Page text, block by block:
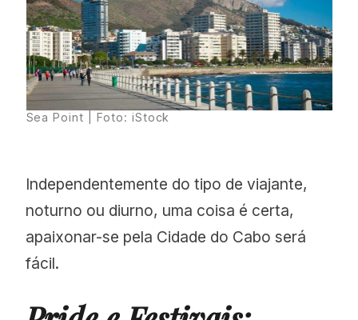
Sea Point | Foto: iStock
Independentemente do tipo de viajante,
noturno ou diurno, uma coisa é certa,
apaixonar-se pela Cidade do Cabo será
fácil.